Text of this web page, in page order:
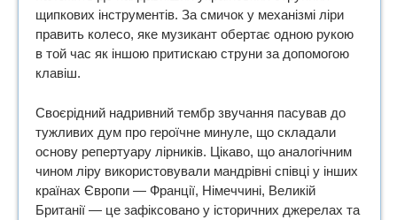
щипкових інструментів. За смичок у механізмі ліри
править колесо, яке музикант обертає одною рукою
в той час як іншою притискаю струни за допомогою
клавіш.
Своєрідний надривний тембр звучання пасував до
тужливих дум про героїчне минуле, що складали
основу репертуару лірників. Цікаво, що аналогічним
чином ліру використовували мандрівні співці у інших
країнах Європи — Франції, Німеччині, Великій
Британії — це зафіксовано у історичних джерелах та